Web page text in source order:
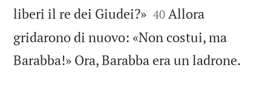
liberi il re dei Giudei?»
40 Allora
gridarono di nuovo: «Non costui, ma
Barabba!» Ora, Barabba era un ladrone.